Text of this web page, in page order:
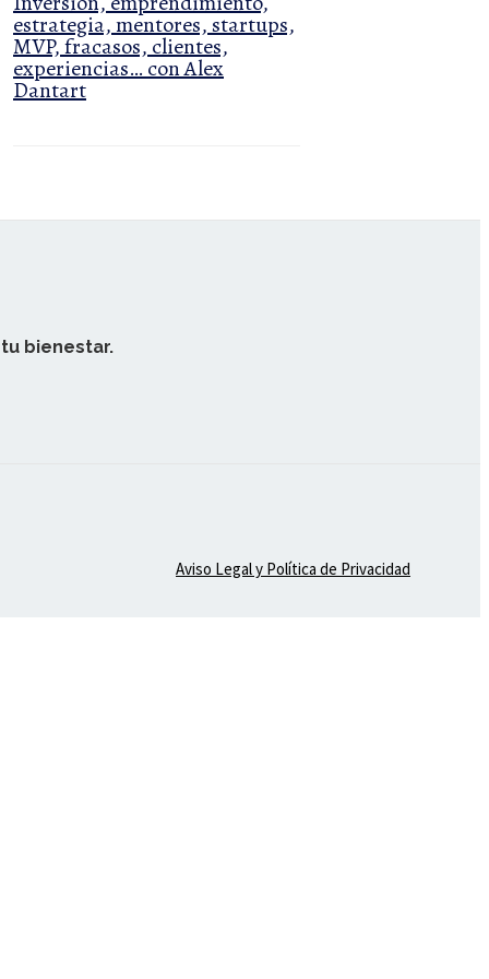
estrategia, mentores, startups,
MVP, fracasos, clientes,
experiencias… con Alex
Dantart
bienestar.
Aviso Legal y Política de Privacidad